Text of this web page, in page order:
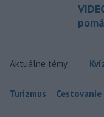
Aktuálne témy:
Turizmus Cestovanie